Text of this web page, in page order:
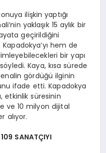
ilişkin yaptığı
yaklaşık 15 aylık bir
geçirildiğini
hem de
bir yapı
Kaya, kısa sürede
gördüğü ilginin
ifade etti. Kapadokya
etkinlik süresinin
ve 10 milyon dijital
alıyor.
SANATÇIYI